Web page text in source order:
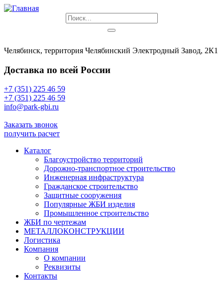
Челябинск, территория Челябинский Электродный Завод, 2К1
Доставка по всей России
+7 (351) 225 46 59
+7 (351) 225 46 59
info@park-gbi.ru
Заказать звонок
получить расчет
Каталог
Благоустройство территорий
Дорожно-транспортное строительство
Инженерная инфраструктура
Гражданское строительство
Защитные сооружения
Популярные ЖБИ изделия
Промышленное строительство
ЖБИ по чертежам
МЕТАЛЛОКОНСТРУКЦИИ
Логистика
Компания
О компании
Реквизиты
Контакты